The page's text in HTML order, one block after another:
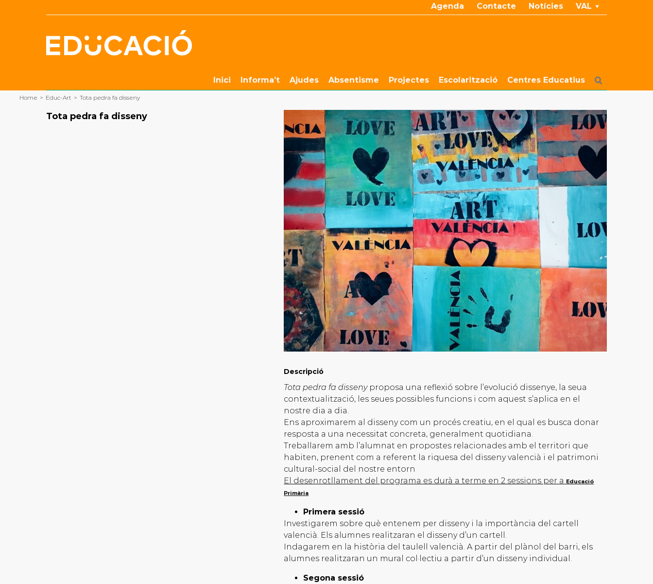
Agenda Contacte Notícies VAL
Inici Informa’t Ajudes Absentisme Projectes Escolarització Centres Educatius
Home > Educ-Art > Tota pedra fa disseny
Tota pedra fa disseny
Descripció
Tota pedra fa dissenyproposa una reflexió sobre l’evolució dissenye, la seua
contextualització, les seues possibles funcions i com aquest s’aplica en el
nostre dia a dia.
Ens aproximarem al disseny com un procés creatiu, en el qual es busca donar
resposta a una necessitat concreta, generalment quotidiana.
Treballarem amb l’alumnat en propostes relacionades amb el territori que
habiten, prenent com a referent la riquesa del disseny valencià i el patrimoni
cultural-social del nostre entorn
El desenrotllament del programa es durà a terme en 2 sessions per a Educació
Primària
Primera sessió
Investigarem sobre què entenem per disseny i la importància del cartell
valencià. Els alumnes realitzaran el disseny d’un cartell.
Indagarem en la història del taulell valencià. A partir del plànol del barri, els
alumnes realitzaran un mural col·lectiu a partir d’un disseny individual.
Segona sessió